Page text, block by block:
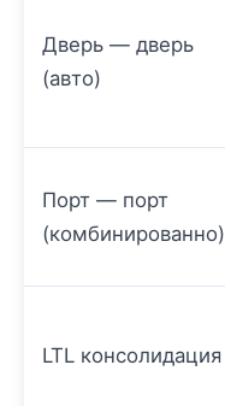
Дверь — дверь
(авто)
Порт — порт
(комбинированно)
LTL консолидация